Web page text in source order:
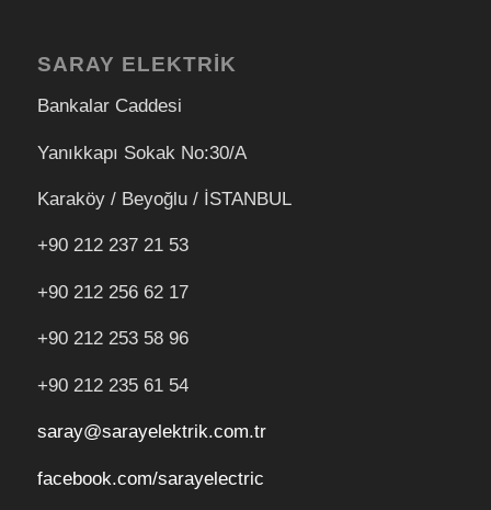
SARAY ELEKTRİK
Bankalar Caddesi
Yanıkkapı Sokak No:30/A
Karaköy / Beyoğlu / İSTANBUL
+90 212 237 21 53
+90 212 256 62 17
+90 212 253 58 96
+90 212 235 61 54
saray@sarayelektrik.com.tr
facebook.com/sarayelectric